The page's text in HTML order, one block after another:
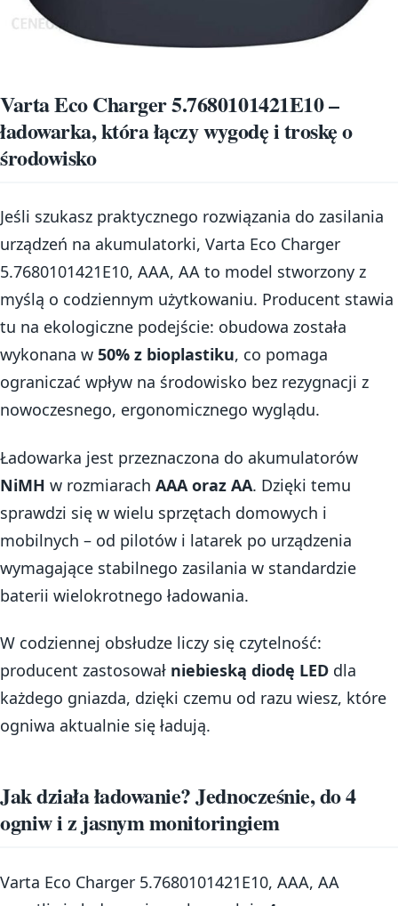
Varta Eco Charger 5.7680101421E10 –
ładowarka, która łączy wygodę i troskę o
środowisko
Jeśli szukasz praktycznego rozwiązania do zasilania
urządzeń na akumulatorki, Varta Eco Charger
5.7680101421E10, AAA, AA to model stworzony z
myślą o codziennym użytkowaniu. Producent stawia
tu na ekologiczne podejście: obudowa została
wykonana w 50% z bioplastiku, co pomaga
ograniczać wpływ na środowisko bez rezygnacji z
nowoczesnego, ergonomicznego wyglądu.
Ładowarka jest przeznaczona do akumulatorów
NiMH w rozmiarach AAA oraz AA. Dzięki temu
sprawdzi się w wielu sprzętach domowych i
mobilnych – od pilotów i latarek po urządzenia
wymagające stabilnego zasilania w standardzie
baterii wielokrotnego ładowania.
W codziennej obsłudze liczy się czytelność:
producent zastosował niebieską diodę LED dla
każdego gniazda, dzięki czemu od razu wiesz, które
ogniwa aktualnie się ładują.
Jak działa ładowanie? Jednocześnie, do 4
ogniw i z jasnym monitoringiem
Varta Eco Charger 5.7680101421E10, AAA, AA